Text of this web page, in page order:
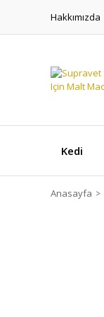
Hakkımızda
Kedi
Anasayfa